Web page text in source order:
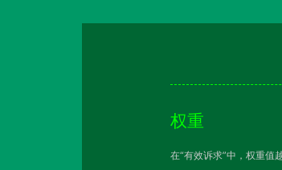
权重
在“有效诉求”中，权重值